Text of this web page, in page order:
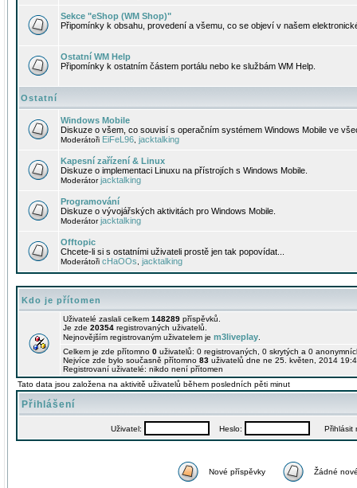
Sekce "eShop (WM Shop)"
Připomínky k obsahu, provedení a všemu, co se objeví v našem
Ostatní WM Help
Připomínky k ostatním částem portálu nebo ke službám WM Help.
Ostatní
Windows Mobile
Diskuze o všem, co souvisí s operačním systémem Windows Mobile ve
Moderátoři EiFeL96 jacktalking
Kapesní zařízení & Linux
Diskuze o implementaci Linuxu na přístrojích s Windows Mobile.
Moderátorjacktalking
Programování
Diskuze o vývojářských aktivitách pro Windows Mobile.
Moderátorjacktalking
Offtopic
Chcete-li si s ostatními uživateli prostě jen tak popovídat...
Moderátoři cHaOOs jacktalking
Kdo je přítomen
Uživatelé zaslali celkem 148289 příspěvků.
Je zde 20354 registrovaných uživatelů.
Nejnovějším registrovaným uživatelem je m3liveplay
Celkem je zde přítomno 0 uživatelů: 0 registrovaných, 0 skrytých a 0
Nejvíce zde bylo současně přítomno 83 uživatelů dne ne 25. květen, 2014
Registrovaní uživatelé: nikdo není přítomen
Tato data jsou založena na aktivitě uživatelů během posledních pěti minut
Přihlášení
Uživatel: Heslo: Přihlásit
Nové příspěvky Žádné